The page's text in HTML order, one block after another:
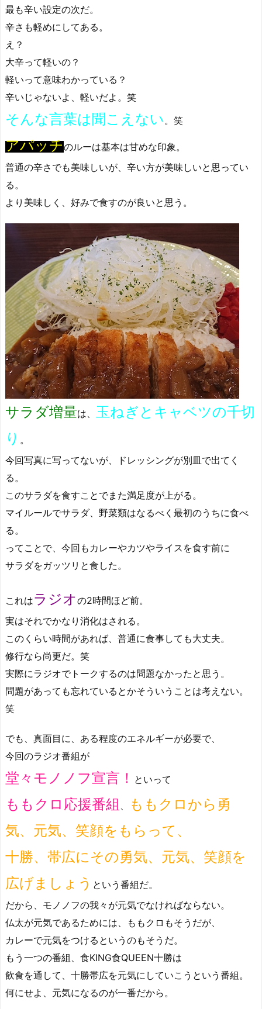
最も辛い設定の次だ。
辛さも軽めにしてある。
え？
大辛って軽いの？
軽いって意味わかっている？
辛いじゃないよ、軽いだよ。笑
そんな言葉は聞こえない 。笑
アパッチのルーは基本は甘めな印象。
普通の辛さでも美味しいが、辛い方が美味しいと思ってい
る。
より美味しく、好みで食すのが良いと思う。
サラダ増量は、 玉ねぎとキャベツの千切
り 。
今回写真に写ってないが、ドレッシングが別皿で出てく
る。
このサラダを食すことでまた満足度が上がる。
マイルールでサラダ、野菜類はなるべく最初のうちに食べ
る。
ってことで、今回もカレーやカツやライスを食す前に
サラダをガッツリと食した。
これはラジオの2時間ほど前。
実はそれでかなり消化はされる。
このくらい時間があれば、普通に食事しても大丈夫。
修行なら尚更だ。笑
実際にラジオでトークするのは問題なかったと思う。
問題があっても忘れているとかそういうことは考えない。
笑
でも、真面目に、ある程度のエネルギーが必要で、
今回のラジオ番組が
堂々モノノフ宣言！ といって
ももクロ応援番組 、
ももクロから勇
気、元気、笑顔をもらって、
十勝、帯広にその勇気、元気、笑顔を
広げましょう という番組だ。
だから、モノノフの我々が元気でなければならない。
仏太が元気であるためには、ももクロもそうだが、
カレーで元気をつけるというのもそうだ。
もう一つの番組、食KING食QUEEN十勝は
飲食を通して、十勝帯広を元気にしていこうという番組。
何にせよ、元気になるのが一番だから。